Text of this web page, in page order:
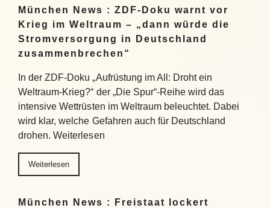
München News : ZDF-Doku warnt vor
Krieg im Weltraum – „dann würde die
Stromversorgung in Deutschland
zusammenbrechen“
In der ZDF-Doku „Aufrüstung im All: Droht ein
Weltraum-Krieg?“ der „Die Spur“-Reihe wird das
intensive Wettrüsten im Weltraum beleuchtet. Dabei
wird klar, welche Gefahren auch für Deutschland
drohen. Weiterlesen
Weiterlesen
München News : Freistaat lockert